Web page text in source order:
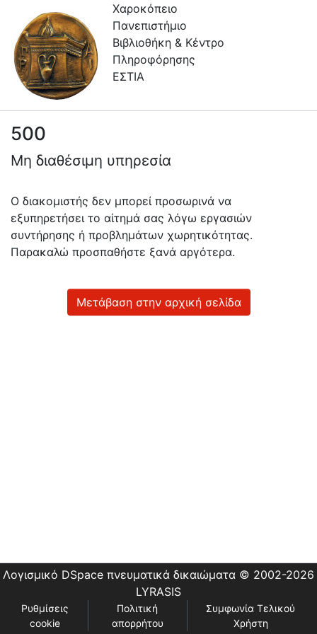
Χαροκόπειο
Πανεπιστήμιο
Βιβλιοθήκη & Κέντρο
Πληροφόρησης
ΕΣΤΙΑ
Πληροφορίες
Επικοινωνία
Υπηρεσίες
Αυτοαπόθεσης
Ανοιχτά
Δεδομένα
500
Μη διαθέσιμη υπηρεσία
Ο διακομιστής δεν μπορεί προσωρινά να
εξυπηρετήσει το αίτημά σας λόγω εργασιών
συντήρησης ή προβλημάτων χωρητικότητας.
Παρακαλώ προσπαθήστε ξανά αργότερα.
Μετάβαση στην αρχική σελίδα
Λογισμικό DSpace πνευματικά δικαιώματα © 2002-2026
LYRASIS
Ρυθμίσεις
cookie
Πολιτική
απορρήτου
Συμφωνία Τελικού
Χρήστη